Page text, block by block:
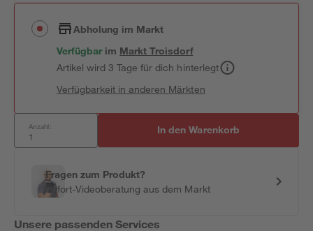
Abholung im Markt
Verfügbar im MarktTroisdorf
Artikel wird 3 Tage für dich hinterlegt
Verfügbarkeit in anderen Märkten
Anzahl: In den Warenkorb
Fragen zum Produkt?
Sofort-Videoberatung aus dem Markt
Unsere passenden Services